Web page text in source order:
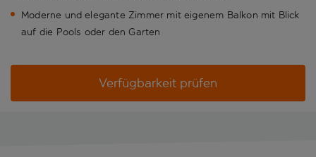
Moderne und elegante Zimmer mit eigenem Balkon mit Blick
auf die Pools oder den Garten
Verfügbarkeit prüfen